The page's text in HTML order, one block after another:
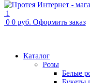
Интернет -
1
0 0 руб. Оформить заказ
Каталог
Розы
Белые